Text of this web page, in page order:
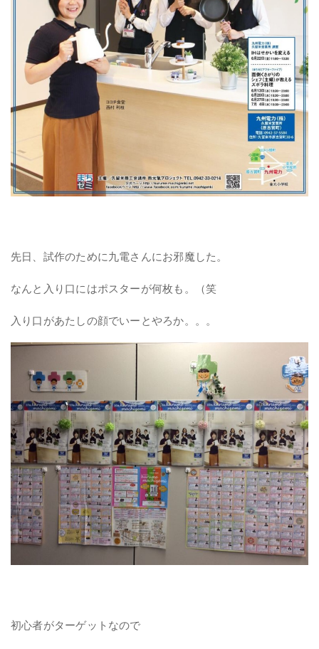
先日、試作のために九電さんにお邪魔した。
なんと入り口にはポスターが何枚も。（笑
入り口があたしの顔でいーとやろか。。。
初心者がターゲットなので